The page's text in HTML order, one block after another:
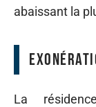
abaissant la
La